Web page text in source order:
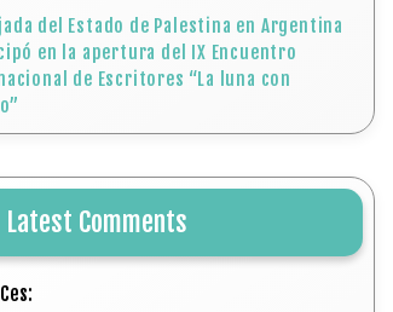
del Estado de Palestina en Argentina
en la apertura del IX Encuentro
de Escritores “La luna con
Latest Comments